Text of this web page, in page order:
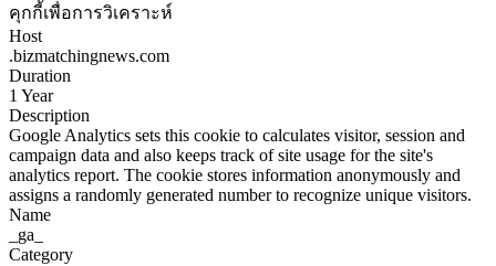
คุกกี้เพื่อการวิเคราะห์
Host
.bizmatchingnews.com
Duration
1 Year
Description
Google Analytics sets this cookie to calculates visitor, session and
campaign data and also keeps track of site usage for the site's
analytics report. The cookie stores information anonymously and
assigns a randomly generated number to recognize unique visitors.
Name
_ga_
Category